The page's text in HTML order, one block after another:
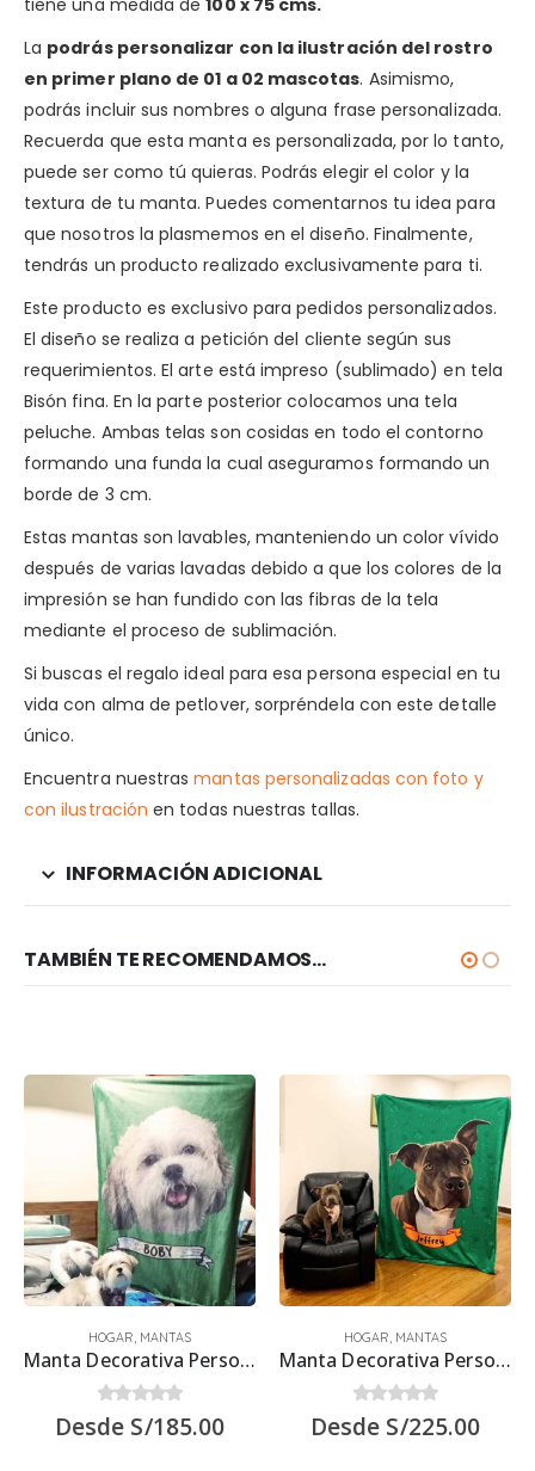
La podrás personalizar con la ilustración del rostro
en primer plano de 01 a 02 mascotas. Asimismo,
podrás incluir sus nombres o alguna frase personalizada.
Recuerda que esta manta es personalizada, por lo tanto,
puede ser como tú quieras. Podrás elegir el color y la
textura de tu manta. Puedes comentarnos tu idea para
que nosotros la plasmemos en el diseño. Finalmente,
tendrás un producto realizado exclusivamente para ti.
Este producto es exclusivo para pedidos personalizados.
El diseño se realiza a petición del cliente según sus
requerimientos. El arte está impreso (sublimado) en tela
Bisón fina. En la parte posterior colocamos una tela
peluche. Ambas telas son cosidas en todo el contorno
formando una funda la cual aseguramos formando un
borde de 3 cm.
Estas mantas son lavables, manteniendo un color vívido
después de varias lavadas debido a que los colores de la
impresión se han fundido con las fibras de la tela
mediante el proceso de sublimación.
Si buscas el regalo ideal para esa persona especial en tu
vida con alma de petlover, sorpréndela con este detalle
único.
Encuentra nuestrasmantas personalizadas con foto y
con ilustración en todas nuestras tallas.
INFORMACIÓN ADICIONAL
TAMBIÉN TE RECOMENDAMOS…
HOGAR, MANTAS
Manta Decorativa Personalizada con ilustración Talla M
out of 5
Desde S/185.00
HOGAR, MANTAS
Manta Decorativa Personalizada con ilustración Talla L
out of 5
Desde S/225.00